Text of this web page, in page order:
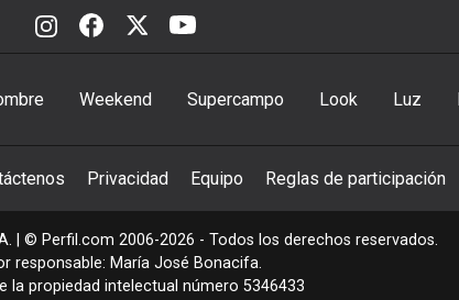
Weekend Supercampo Look Luz
Privacidad Equipo Reglas de participación
| © Perfil.com 2006-2026 - Todos los derechos reservados.
responsable: María José Bonacifa.
la propiedad intelectual número 5346433